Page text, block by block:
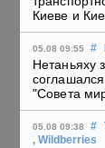
Киеве и
05.08 09:55 #
Нетаньяху
"Совета
05.08 09:38 #
, Wildberries